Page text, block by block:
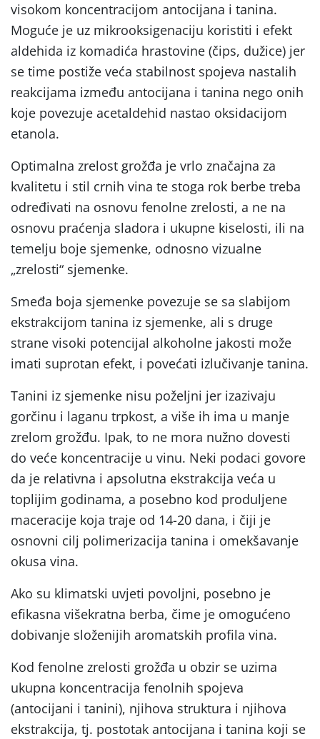
visokom koncentracijom antocijana i tanina.
Moguće je uz mikrooksigenaciju koristiti i efekt
aldehida iz komadića hrastovine (čips, dužice) jer
se time postiže veća stabilnost spojeva nastalih
reakcijama između antocijana i tanina nego onih
koje povezuje acetaldehid nastao oksidacijom
etanola.
Optimalna zrelost grožđa je vrlo značajna za
kvalitetu i stil crnih vina te stoga rok berbe treba
određivati na osnovu fenolne zrelosti, a ne na
osnovu praćenja sladora i ukupne kiselosti, ili na
temelju boje sjemenke, odnosno vizualne
„zrelosti“ sjemenke.
Smeđa boja sjemenke povezuje se sa slabijom
ekstrakcijom tanina iz sjemenke, ali s druge
strane visoki potencijal alkoholne jakosti može
imati suprotan efekt, i povećati izlučivanje tanina.
Tanini iz sjemenke nisu poželjni jer izazivaju
gorčinu i laganu trpkost, a više ih ima u manje
zrelom grožđu. Ipak, to ne mora nužno dovesti
do veće koncentracije u vinu. Neki podaci govore
da je relativna i apsolutna ekstrakcija veća u
toplijim godinama, a posebno kod produljene
maceracije koja traje od 14-20 dana, i čiji je
osnovni cilj polimerizacija tanina i omekšavanje
okusa vina.
Ako su klimatski uvjeti povoljni, posebno je
efikasna višekratna berba, čime je omogućeno
dobivanje složenijih aromatskih profila vina.
Kod fenolne zrelosti grožđa u obzir se uzima
ukupna koncentracija fenolnih spojeva
(antocijani i tanini), njihova struktura i njihova
ekstrakcija, tj. postotak antocijana i tanina koji se